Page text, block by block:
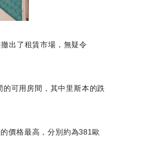
出了租賃市場，無疑令
可用房間，其中里斯本的跌
價格最高，分別約為381歐